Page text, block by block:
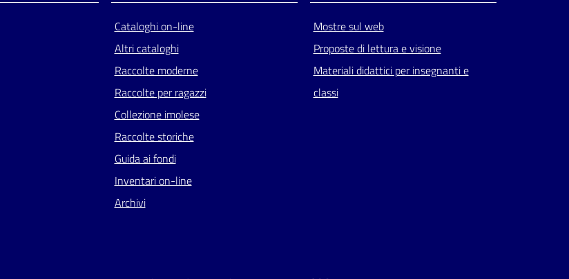
Cataloghi on-line
Altri cataloghi
Raccolte moderne
Raccolte per ragazzi
Collezione imolese
Raccolte storiche
Guida ai fondi
Inventari on-line
Archivi
Mostre sul web
Proposte di lettura e visione
Materiali didattici per insegnanti e
classi